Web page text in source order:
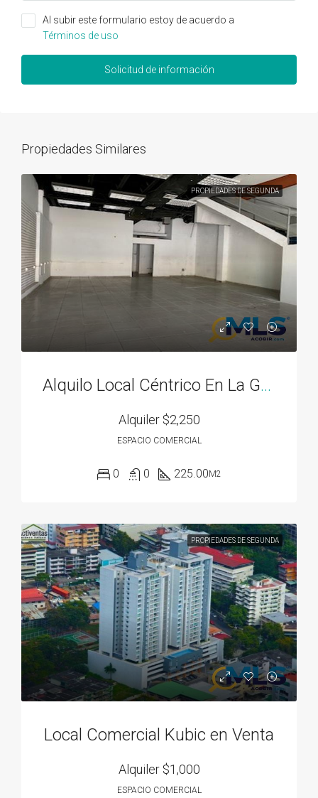
Al subir este formulario estoy de acuerdo a
Términos de uso
Solicitud de información
Propiedades Similares
PROPIEDADES DE SEGUNDA
Alquilo Local Céntrico En La Gran Estación
Alquiler$2,250
ESPACIO COMERCIAL
0 0 225.00M2
PROPIEDADES DE SEGUNDA
Local Comercial Kubic en Venta
Alquiler$1,000
ESPACIO COMERCIAL